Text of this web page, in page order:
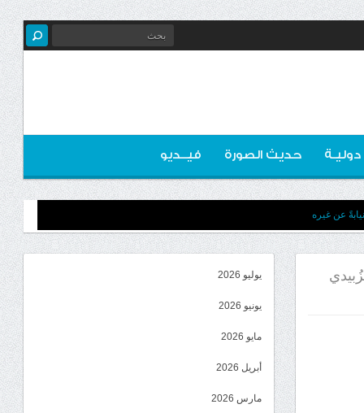
دوليـة حديث الصورة فيــديو
عن غيره
يوليو 2026
يونيو 2026
مايو 2026
أبريل 2026
مارس 2026